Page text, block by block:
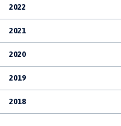
2022
2021
2020
2019
2018